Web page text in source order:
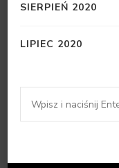
SIERPIEŃ 2020
LIPIEC 2020
Szukasz
czegoś?